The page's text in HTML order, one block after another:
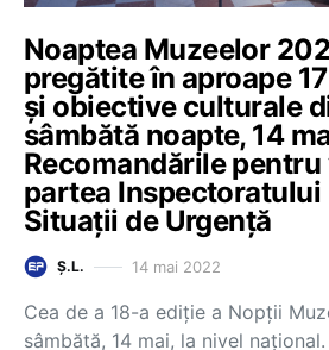
Noaptea Muzeelor
pregătite în aproape
și obiective culturale
sâmbătă noapte, 14
Recomandările
partea Inspectoratului
Situații de Urgență
Ș.L. 14 mai 2022
Cea de a 18-a ediţie a Nopţii
sâmbătă, 14 mai, la nivel